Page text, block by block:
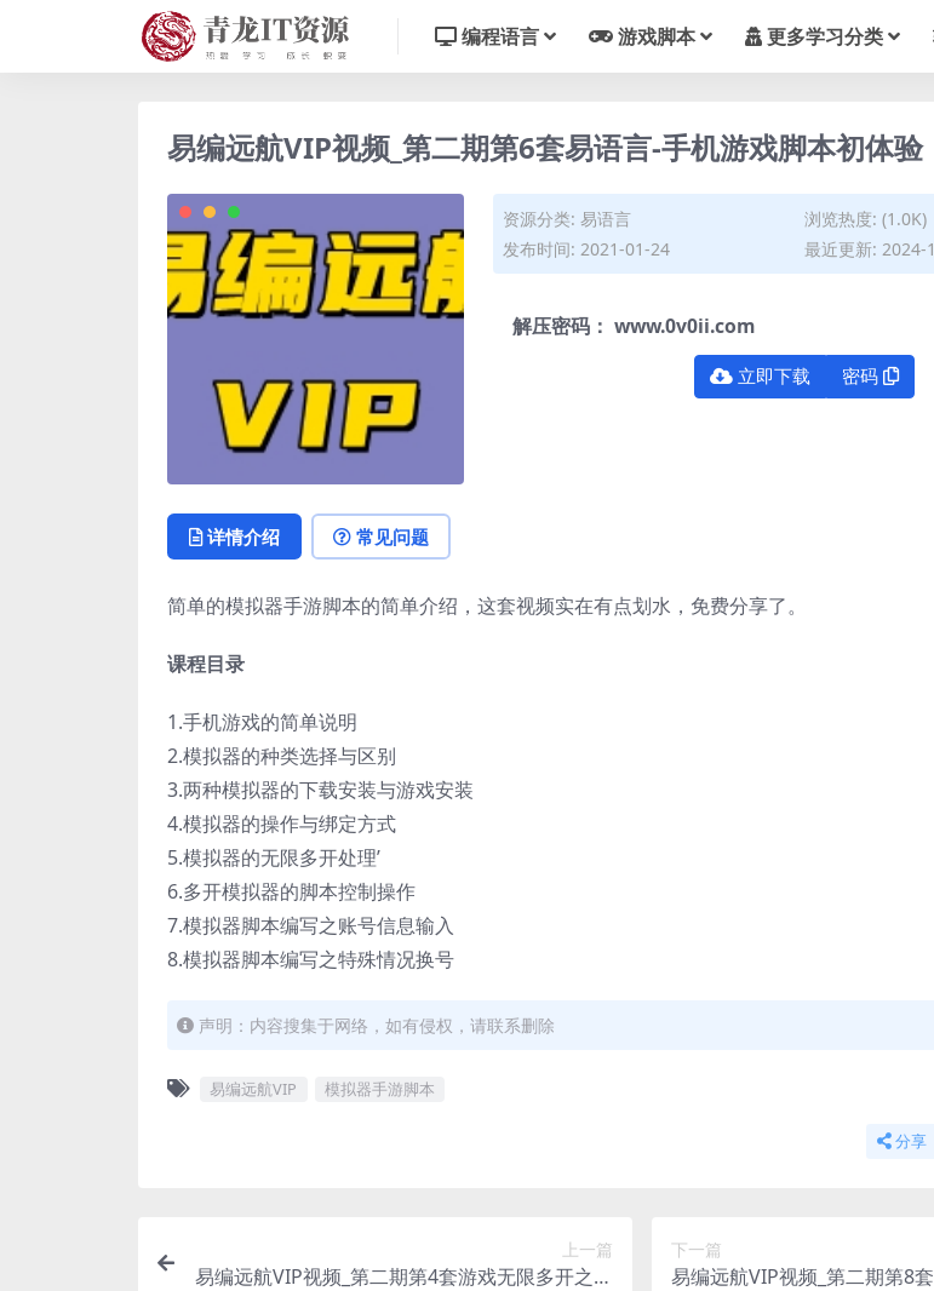
编程语言 游戏脚本 更多学习分类
易编远航VIP视频_第二期第6套易语言-手机游戏脚本初体验
资源分类: 易语言
浏览热度: (1.0K)
发布时间: 2021-01-24
最近更新: 2024-
解压密码： www.0v0ii.com
立即下载 密码
详情介绍 常见问题
简单的模拟器手游脚本的简单介绍，这套视频实在有点划水，免费分享了。
课程目录
1.手机游戏的简单说明
2.模拟器的种类选择与区别
3.两种模拟器的下载安装与游戏安装
4.模拟器的操作与绑定方式
5.模拟器的无限多开处理’
6.多开模拟器的脚本控制操作
7.模拟器脚本编写之账号信息输入
8.模拟器脚本编写之特殊情况换号
声明：内容搜集于网络，如有侵权，请联系删除
易编远航VIP 模拟器手游脚本
分享
上一篇
易编远航VIP视频_第二期第4套游戏无限多开之通
下一篇
易编远航VIP视频_第二期第8